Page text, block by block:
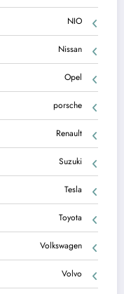
NIO
Nissan
Opel
porsche
Renault
Suzuki
Tesla
Toyota
Volkswagen
Volvo